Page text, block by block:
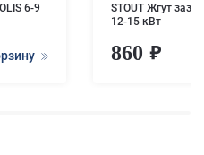
6-9
STOUT Жгут
12-15 кВт
860